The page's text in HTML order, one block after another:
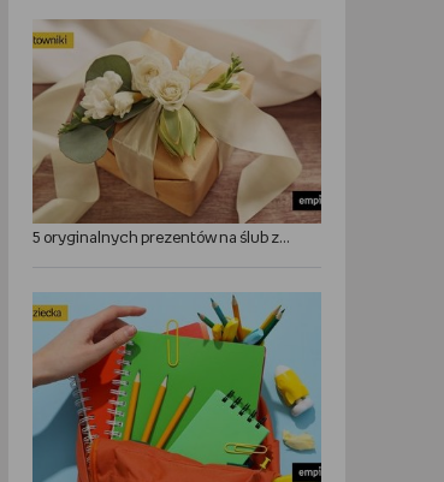
5 oryginalnych prezentów na ślub zamiast kwiatów